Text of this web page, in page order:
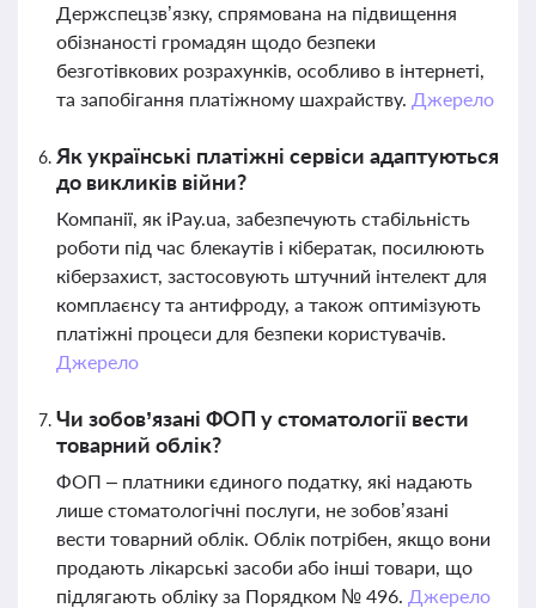
Держспецзв’язку, спрямована на підвищення
обізнаності громадян щодо безпеки
безготівкових розрахунків, особливо в інтернеті,
та запобігання платіжному шахрайству. Джерело
Як українські платіжні сервіси адаптуються
до викликів війни?
Компанії, як iPay.ua, забезпечують стабільність
роботи під час блекаутів і кібератак, посилюють
кіберзахист, застосовують штучний інтелект для
комплаєнсу та антифроду, а також оптимізують
платіжні процеси для безпеки користувачів.
Джерело
Чи зобов’язані ФОП у стоматології вести
товарний облік?
ФОП – платники єдиного податку, які надають
лише стоматологічні послуги, не зобов’язані
вести товарний облік. Облік потрібен, якщо вони
продають лікарські засоби або інші товари, що
підлягають обліку за Порядком № 496. Джерело